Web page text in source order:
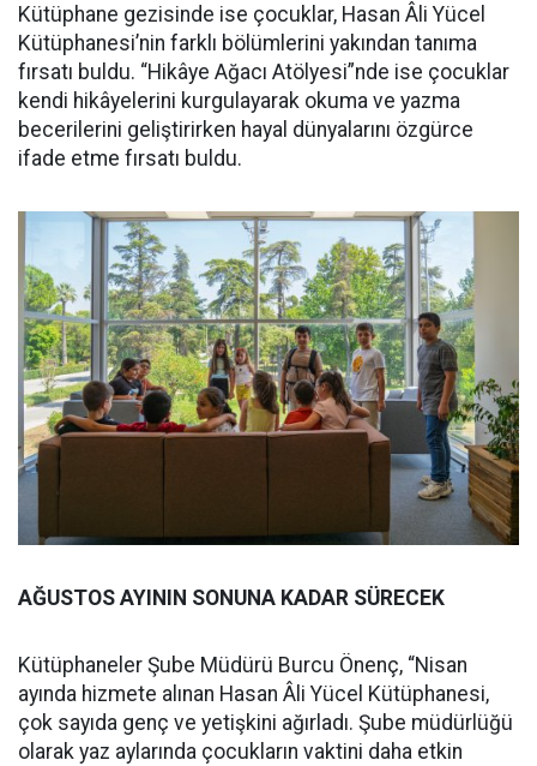
Kütüphane gezisinde ise çocuklar, Hasan Âli Yücel
Kütüphanesi’nin farklı bölümlerini yakından tanıma
fırsatı buldu. “Hikâye Ağacı Atölyesi”nde ise çocuklar
kendi hikâyelerini kurgulayarak okuma ve yazma
becerilerini geliştirirken hayal dünyalarını özgürce
ifade etme fırsatı buldu.
AĞUSTOS AYININ SONUNA KADAR SÜRECEK
Kütüphaneler Şube Müdürü Burcu Önenç, “Nisan
ayında hizmete alınan Hasan Âli Yücel Kütüphanesi,
çok sayıda genç ve yetişkini ağırladı. Şube müdürlüğü
olarak yaz aylarında çocukların vaktini daha etkin